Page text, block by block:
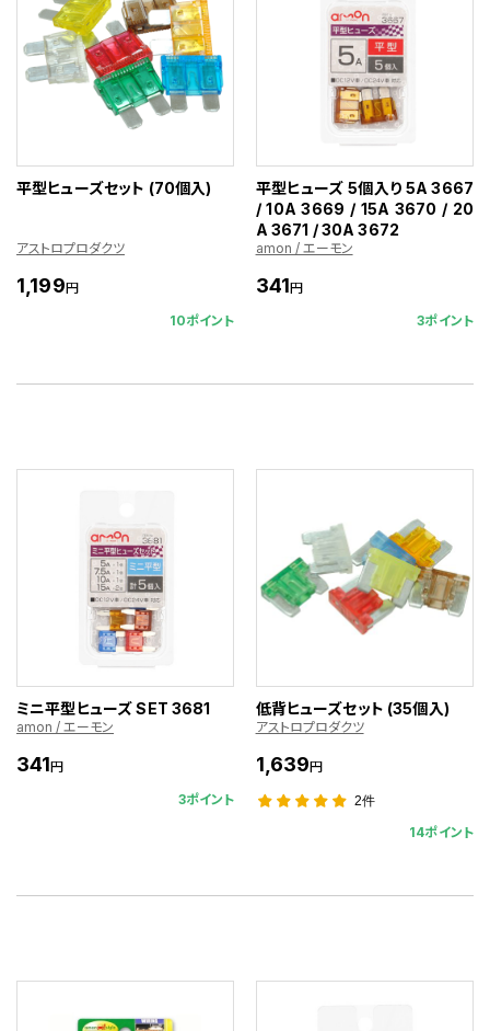
平型ヒューズセット (70個入)
アストロプロダクツ
1,199円
10ポイント
平型ヒューズ 5個入り 5A 3667
/ 10A 3669 / 15A 3670 / 20
A 3671 / 30A 3672
amon / エーモン
341円
3ポイント
ミニ平型ヒューズ SET 3681
amon / エーモン
341円
3ポイント
低背ヒューズセット (35個入)
アストロプロダクツ
1,639円
2件
14ポイント